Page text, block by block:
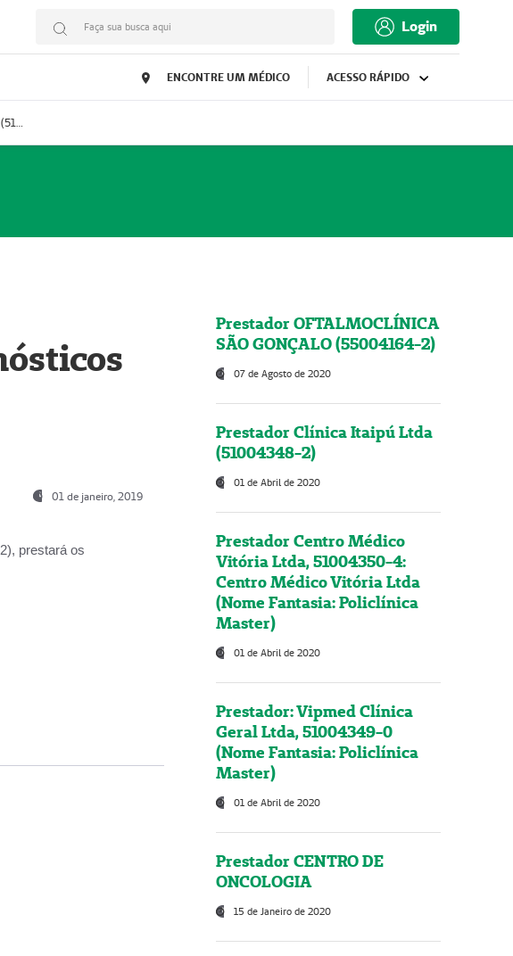
Faça sua busca aqui Login
ENCONTRE UM MÉDICO ACESSO RÁPIDO
Prestador Medlife Consultas e Diagnósticos (51004334-2)
01 de janeiro, 2019
prestará os
Prestador OFTALMOCLÍNICA
SÃO GONÇALO (55004164-2)
07 de Agosto de 2020
Prestador Clínica Itaipú Ltda
(51004348-2)
01 de Abril de 2020
Prestador Centro Médico
Vitória Ltda, 51004350-4:
Centro Médico Vitória Ltda
(Nome Fantasia: Policlínica
Master)
01 de Abril de 2020
Prestador: Vipmed Clínica
Geral Ltda, 51004349-0
(Nome Fantasia: Policlínica
Master)
01 de Abril de 2020
Prestador CENTRO DE
ONCOLOGIA
15 de Janeiro de 2020